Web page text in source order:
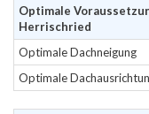
Optimale
Herrischried
Optimale Dachneigung
Optimale